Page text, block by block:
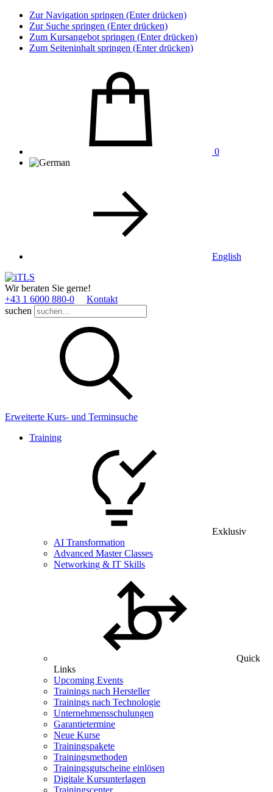
Zur Navigation springen (Enter drücken)
Zur Suche springen (Enter drücken)
Zum Kursangebot springen (Enter drücken)
Zum Seiteninhalt springen (Enter drücken)
0
English
Wir beraten Sie gerne!
+43 1 6000 880­-0
Kontakt
suchen
Erweiterte Kurs- und Terminsuche
Training
Exklusiv
AI Transformation
Advanced Master Classes
Networking & IT Skills
Quick
Links
Upcoming Events
Trainings nach Hersteller
Trainings nach Technologie
Unternehmensschulungen
Garantietermine
Neue Kurse
Trainingspakete
Trainingsmethoden
Trainingsgutscheine einlösen
Digitale Kursunterlagen
Trainingscenter